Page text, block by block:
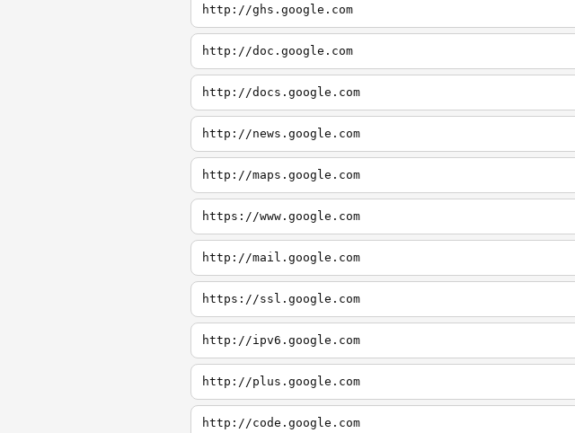
http://ghs.google.com
http://doc.google.com
http://docs.google.com
http://news.google.com
http://maps.google.com
https://www.google.com
http://mail.google.com
https://ssl.google.com
http://ipv6.google.com
http://plus.google.com
http://code.google.com